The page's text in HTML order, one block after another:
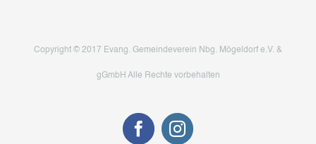
Copyright © 2017 Evang. Gemeindeverein Nbg. Mögeldorf e.V. &
gGmbH Alle Rechte vorbehalten
FacebookInstagram